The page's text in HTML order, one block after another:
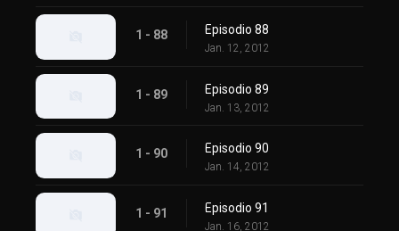
1 - 88 Episodio 88
Jan. 12, 2012
1 - 89 Episodio 89
Jan. 13, 2012
1 - 90 Episodio 90
Jan. 14, 2012
1 - 91 Episodio 91
Jan. 16, 2012